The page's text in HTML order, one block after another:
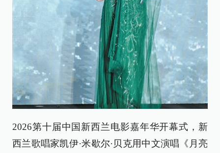
2026第十届中国新西兰电影嘉年华开幕式，新
西兰歌唱家凯伊·米歇尔·贝克用中文演唱《月亮